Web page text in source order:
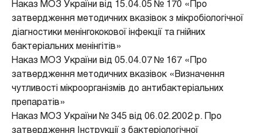
Наказ МОЗ України від 15.04.05 № 170 «Про
затвердження методичних вказівок з мікробіологічної
діагностики менінгококової інфекції та гнійних
бактеріальних менінгітів»
Наказ МОЗ України від 05.04.07 № 167 «Про
затвердження методичних вказівок «Визначення
чутливості мікроорганізмів до антибактеріальних
препаратів»
Наказ МОЗ України № 345 від 06.02.2002 р. Про
затвердження Інструкції з бактеріологічної